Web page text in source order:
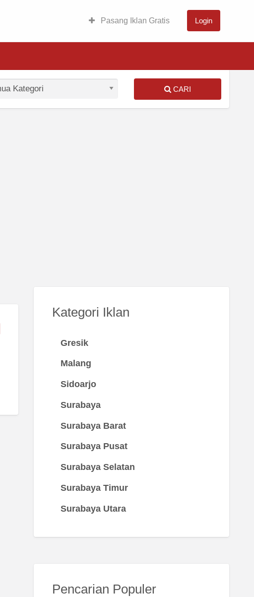
Pasang Iklan Gratis Login
CARI
Kategori Iklan
Gresik
Malang
Sidoarjo
Surabaya
Surabaya Barat
Surabaya Pusat
Surabaya Selatan
Surabaya Timur
Surabaya Utara
Pencarian Populer